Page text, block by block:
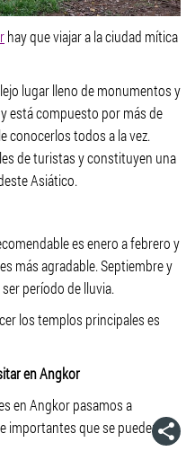
hay que viajar a la ciudad mítica
lugar lleno de monumentos y
está compuesto por más de
conocerlos todos a la vez.
de turistas y constituyen una
Asiático.
es enero a febrero y
más agradable. Septiembre y
período de lluvia.
los templos principales es
en Angkor
en Angkor pasamos a
importantes que se pueden